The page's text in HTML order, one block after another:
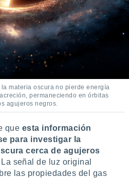
materia oscura no pierde energía
permaneciendo en órbitas
agujeros negros.
que esta información
para investigar la
cerca de agujeros
La señal de luz original
las propiedades del gas